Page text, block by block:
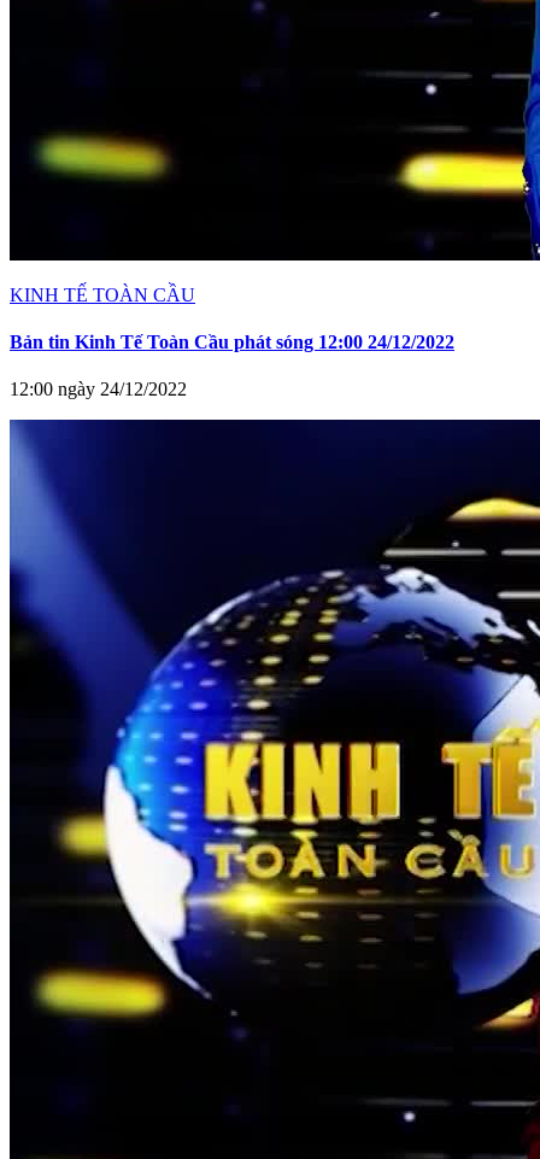
KINH TẾ TOÀN CẦU
Bản tin Kinh Tế Toàn Cầu phát sóng 12:00 24/12/2022
12:00 ngày 24/12/2022